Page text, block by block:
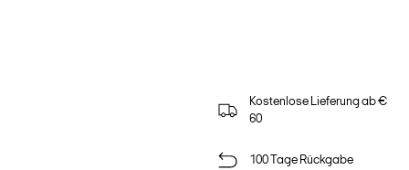
Kostenlose Lieferung ab €
60
100 Tage Rückgabe